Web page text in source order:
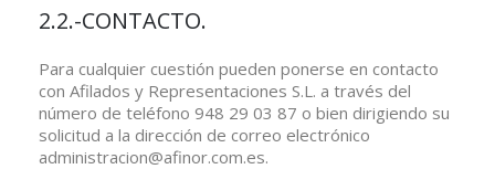
2.2.-CONTACTO.
Para cualquier cuestión pueden ponerse en contacto
con Afilados y Representaciones S.L. a través del
número de teléfono 948 29 03 87 o bien dirigiendo su
solicitud a la dirección de correo electrónico
administracion@afinor.com.es.